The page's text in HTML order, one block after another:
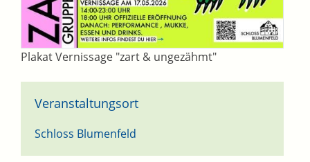
Plakat Vernissage "zart & ungezähmt"
Veranstaltungsort
Schloss Blumenfeld